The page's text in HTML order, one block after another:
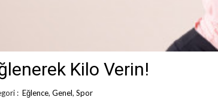
Kilo Verin!
: Eğlence, Genel, Spor